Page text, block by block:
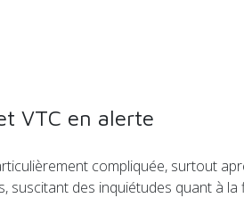
VTC en alerte
compliquée, surtout
des inquiétudes quant à